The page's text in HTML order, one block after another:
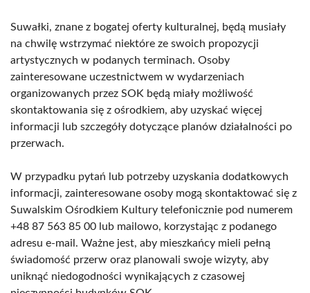
Suwałki, znane z bogatej oferty kulturalnej, będą musiały
na chwilę wstrzymać niektóre ze swoich propozycji
artystycznych w podanych terminach. Osoby
zainteresowane uczestnictwem w wydarzeniach
organizowanych przez SOK będą miały możliwość
skontaktowania się z ośrodkiem, aby uzyskać więcej
informacji lub szczegóły dotyczące planów działalności po
przerwach.
W przypadku pytań lub potrzeby uzyskania dodatkowych
informacji, zainteresowane osoby mogą skontaktować się z
Suwalskim Ośrodkiem Kultury telefonicznie pod numerem
+48 87 563 85 00 lub mailowo, korzystając z podanego
adresu e-mail. Ważne jest, aby mieszkańcy mieli pełną
świadomość przerw oraz planowali swoje wizyty, aby
uniknąć niedogodności wynikających z czasowej